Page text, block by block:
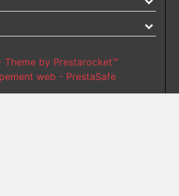
by Prestarocket™
web - PrestaSafe